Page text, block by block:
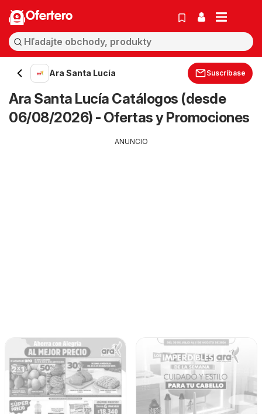
Ofertero
Ara Santa Lucía Suscríbase
Ara Santa Lucía Catálogos (desde
06/08/2026) - Ofertas y Promociones
ANUNCIO